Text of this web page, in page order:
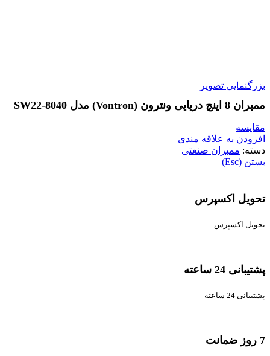
بزرگنمایی تصویر
ممبران 8 اینچ دریایی ونترون (Vontron) مدل SW22-8040
مقایسه
افزودن به علاقه مندی
دسته: ممبران صنعتی
بستن (Esc)
تحویل اکسپرس
تحویل اکسپرس
پشتیبانی 24 ساعته
پشتیبانی 24 ساعته
7 روز ضمانت